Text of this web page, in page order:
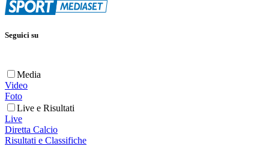
Seguici su
Media
Video
Foto
Live e Risultati
Live
Diretta Calcio
Risultati e Classifiche